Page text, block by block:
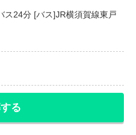
ス24分 [バス]JR横須賀線東戸
る